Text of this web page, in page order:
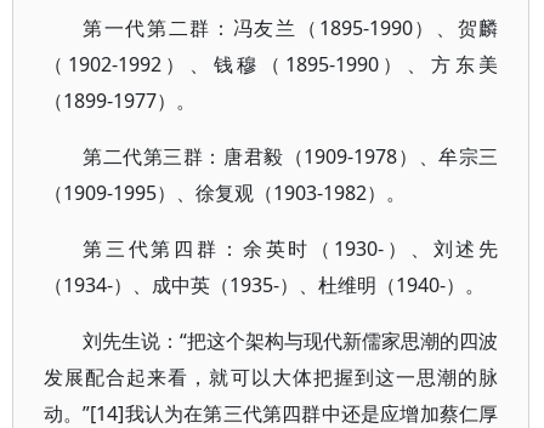
第一代第二群：冯友兰（1895-1990）、贺麟
（1902-1992）、钱穆（1895-1990）、方东美
（1899-1977）。
第二代第三群：唐君毅（1909-1978）、牟宗三
（1909-1995）、徐复观（1903-1982）。
第三代第四群：余英时（1930-）、刘述先
（1934-）、成中英（1935-）、杜维明（1940-）。
刘先生说：“把这个架构与现代新儒家思潮的四波
发展配合起来看，就可以大体把握到这一思潮的脉
动。”[14]我认为在第三代第四群中还是应增加蔡仁厚